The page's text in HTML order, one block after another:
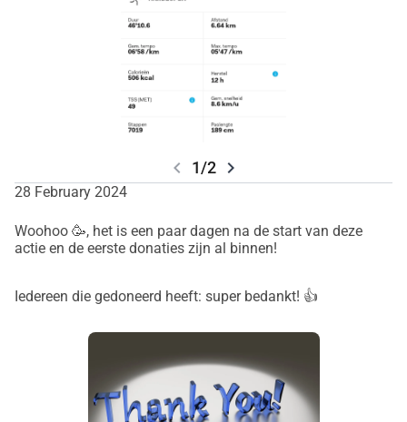
chevron_left 1/2 chevron_right
28 February 2024
Woohoo 🥳, het is een paar dagen na de start van deze
actie en de eerste donaties zijn al binnen!
Iedereen die gedoneerd heeft: super bedankt! 👍